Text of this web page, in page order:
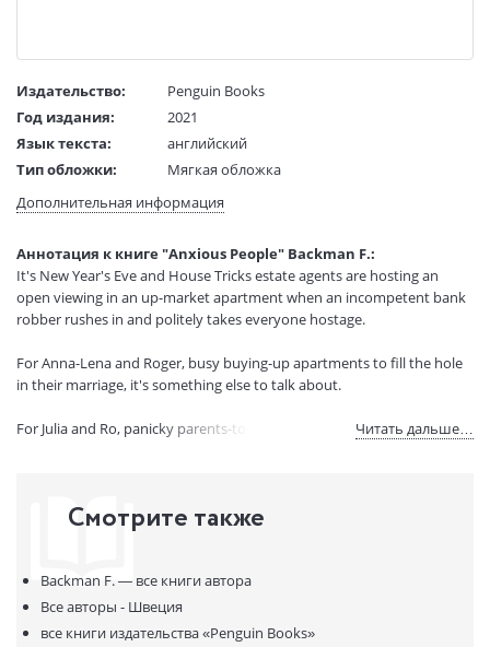
Издательство:
Penguin Books
Год издания:
2021
Язык текста:
английский
Тип обложки:
Мягкая обложка
Размеры в мм
(ДхШхВ):
195x128x27
Страниц:
407
Код товара:
50060703
Артикул:
317792
В продаже с:
31.03.2022
Дополнительная информация
Аннотация к книге "Anxious People" Backman F.:
It's New Year's Eve and House Tricks estate agents are hosting an
open viewing in an up-market apartment when an incompetent bank
robber rushes in and politely takes everyone hostage.
For Anna-Lena and Roger, busy buying-up apartments to fill the hole
in their marriage, it's something else to talk about.
For Julia and Ro, panicky parents-to-be, it's yet another worry.
While 87-year-old grandmother Estelle seems rather pleased by the
As the police gather outside, the anxious strangers huddled within try
to make the best of a very sticky situation - but could it be that they
have a whole lot more in common than meets the eye?
Читать дальше…
Смотрите также
Backman F. — все книги автора
Все авторы - Швеция
все книги издательства«Penguin Books»